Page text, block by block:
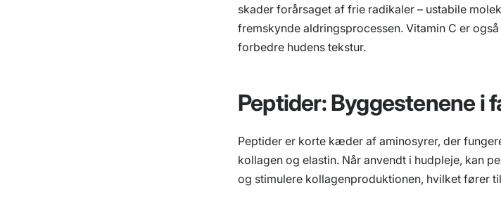
skader forårsaget af frie radikaler – ustabile
fremskynde aldringsprocessen. Vitamin C er
forbedre hudens tekstur.
Peptider: Byggestenene i
Peptider er korte kæder af aminosyrer, der
kollagen og elastin. Når anvendt i hudpleje, kan
og stimulere kollagenproduktionen, hvilket fører